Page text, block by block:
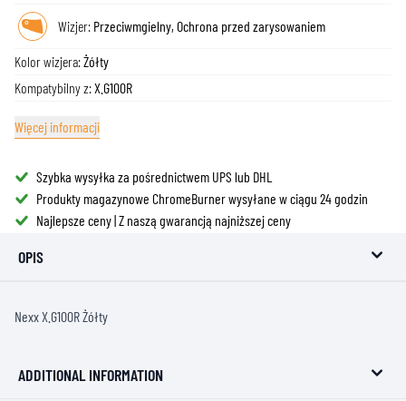
Wizjer: Przeciwmgielny, Ochrona przed zarysowaniem
Kolor wizjera:Żółty
Kompatybilny z:X.G100R
Więcej informacji
Szybka wysyłka za pośrednictwem UPS lub DHL
Produkty magazynowe ChromeBurner wysyłane w ciągu 24 godzin
Najlepsze ceny | Z naszą gwarancją najniższej ceny
OPIS
Nexx X.G100R Żółty
ADDITIONAL INFORMATION